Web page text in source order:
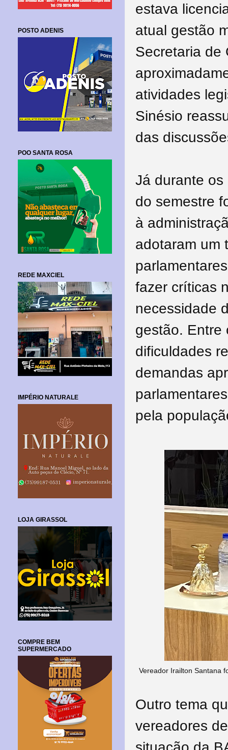
estava
atual gestão
Secretaria de
atividades
Sinésio
das
Já durante os
do semestre
à
adotaram um
fazer críticas
necessidade
gestão. Entre
dificuldades
demandas
pela
Vereador Irailton Santana
Outro tema
vereadores
POSTO ADENIS
POO SANTA ROSA
REDE MAXCIEL
IMPÉRIO NATURALE
LOJA GIRASSOL
COMPRE BEM
SUPERMERCADO